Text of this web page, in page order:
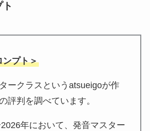
プト＞
ークラスというatsueigoが作
評判を調べています。
2026年において、発音マスター